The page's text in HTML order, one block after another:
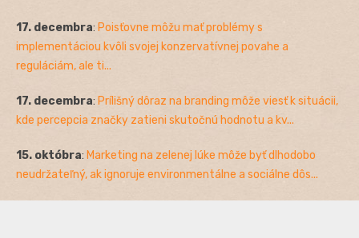
17. decembra: Poisťovne môžu mať problémy s
implementáciou kvôli svojej konzervatívnej povahe a
reguláciám, ale ti...
17. decembra: Prílišný dôraz na branding môže viesť k situácii,
kde percepcia značky zatieni skutočnú hodnotu a kv...
15. októbra: Marketing na zelenej lúke môže byť dlhodobo
neudržateľný, ak ignoruje environmentálne a sociálne dôs...